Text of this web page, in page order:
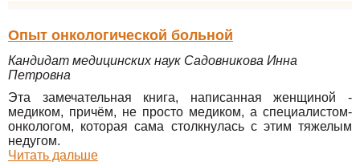
Опыт онкологической больной
Кандидат медицинских наук Садовникова Инна
Петровна
Эта замечательная книга, написанная женщиной -
медиком, причём, не просто медиком, а специалистом-
онкологом, которая сама столкнулась с этим тяжелым
недугом.
Читать дальше